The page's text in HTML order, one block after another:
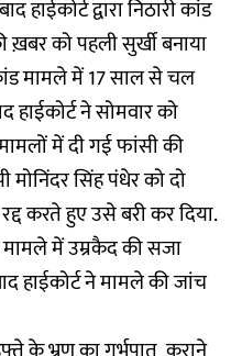
हाईकोर्ट द्वारा निठारी कांड
ख़बर को पहली सुर्खी बनाया
मामले में 17 साल से चल
हाईकोर्ट ने सोमवार को
में दी गई फांसी की
मोनिंदर सिंह पंधेर को दो
करते हुए उसे बरी कर दिया.
में उम्रकैद की सजा
हाईकोर्ट ने मामले की जांच